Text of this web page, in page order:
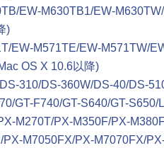
EW-M630TB1/EW-
)
EW-M571TE/EW-M571TW/
OS X 10.6以降)
310/DS-360W/DS-40/DS-
GT-F740/GT-S640/GT-
M270T/PX-M350F/PX-
PX-M7050FX/PX-M7070FX/